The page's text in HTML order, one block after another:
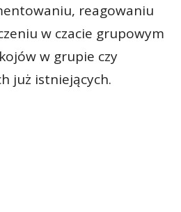
reagowaniu
w czacie grupowym
w grupie czy
już istniejących.